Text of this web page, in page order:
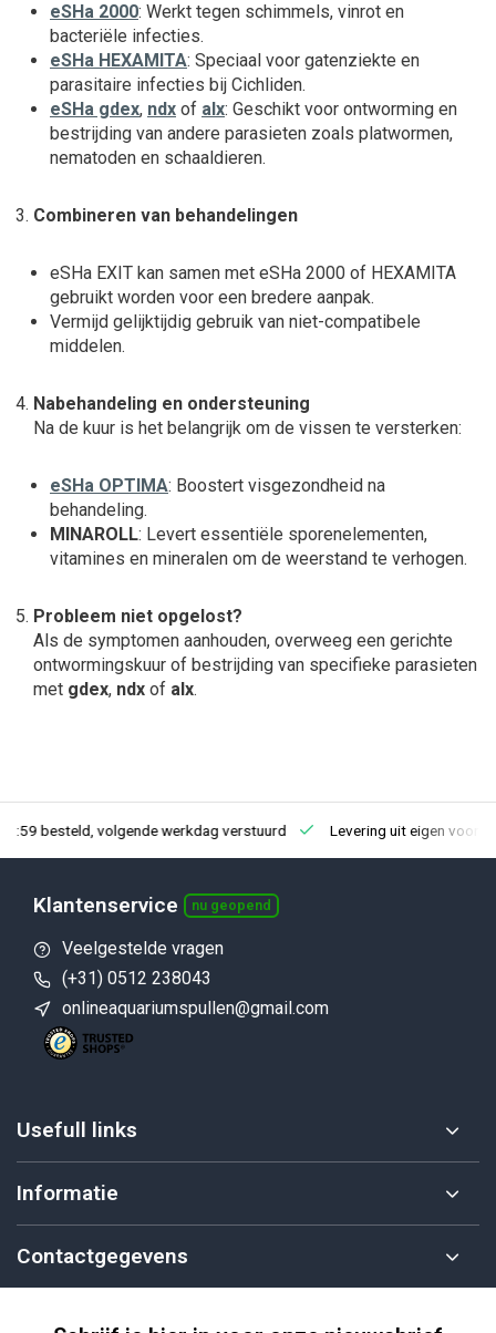
eSHa 2000: Werkt tegen schimmels, vinrot en
bacteriële infecties.
eSHa HEXAMITA: Speciaal voor gatenziekte en
parasitaire infecties bij Cichliden.
eSHa gdex, ndx of alx: Geschikt voor ontworming en
bestrijding van andere parasieten zoals platwormen,
nematoden en schaaldieren.
Combineren van behandelingen
eSHa EXIT kan samen met eSHa 2000 of HEXAMITA
gebruikt worden voor een bredere aanpak.
Vermijd gelijktijdig gebruik van niet-compatibele
middelen.
Nabehandeling en ondersteuning
Na de kuur is het belangrijk om de vissen te versterken:
eSHa OPTIMA: Boostert visgezondheid na
behandeling.
MINAROLL: Levert essentiële sporenelementen,
vitamines en mineralen om de weerstand te verhogen.
Probleem niet opgelost?
Als de symptomen aanhouden, overweeg een gerichte
ontwormingskuur of bestrijding van specifieke parasieten
met gdex, ndx of alx.
besteld, volgende werkdag verstuurd Levering uit eigen
Klantenservice nu geopend
Veelgestelde vragen
(+31) 0512 238043
onlineaquariumspullen@gmail.com
Usefull links
Informatie
Contactgegevens